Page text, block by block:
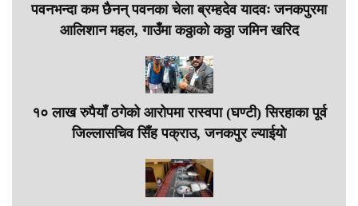
पवनभन्दा कम छैनन् पवनका चेला ब्रम्हदेव यादवः जनकपुरमा
आलिशान महल, गाउँमा कठ्ठाको कठ्ठा जमिन खरिद
१० लाख रुपैयाँ ठगेको आरोपमा रास्वपा (घण्टी) सिरहाका पूर्व
जिल्लासचिव सिँह पक्राउ, जनकपुर ल्याईयो